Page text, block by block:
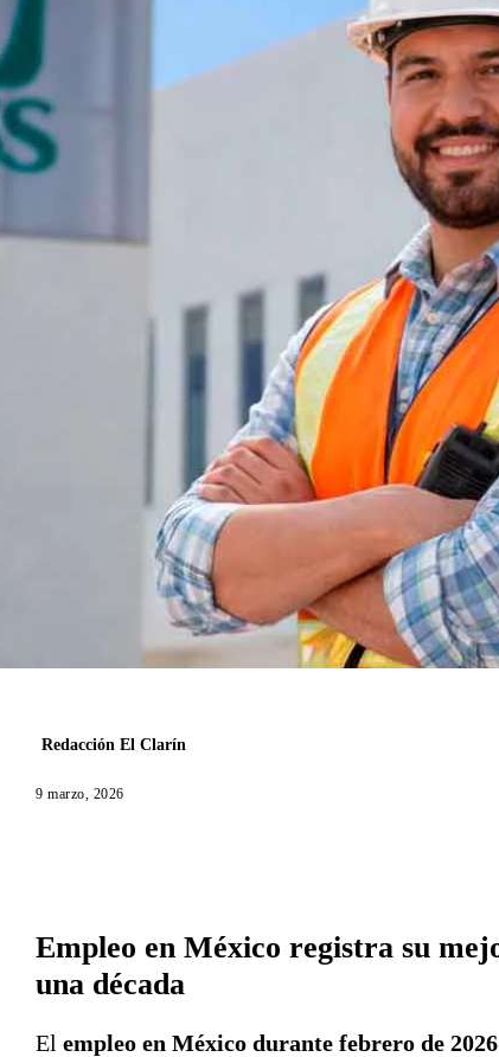
Redacción El Clarín
9 marzo, 2026
Empleo en México registra su
una década
Elempleo en México durante febrero de 2026